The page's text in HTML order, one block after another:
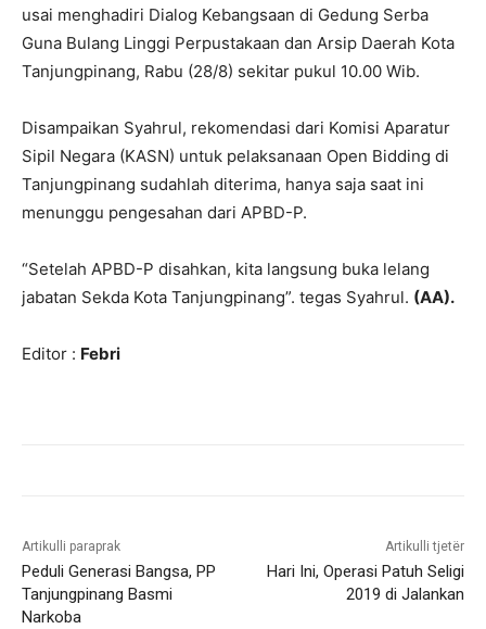
usai menghadiri Dialog Kebangsaan di Gedung Serba
Guna Bulang Linggi Perpustakaan dan Arsip Daerah Kota
Tanjungpinang, Rabu (28/8) sekitar pukul 10.00 Wib.
Disampaikan Syahrul, rekomendasi dari Komisi Aparatur
Sipil Negara (KASN) untuk pelaksanaan Open Bidding di
Tanjungpinang sudahlah diterima, hanya saja saat ini
menunggu pengesahan dari APBD-P.
“Setelah APBD-P disahkan, kita langsung buka lelang
jabatan Sekda Kota Tanjungpinang”. tegas Syahrul. (AA).
Editor : Febri
Artikulli paraprak
Peduli Generasi Bangsa, PP
Tanjungpinang Basmi
Narkoba
Artikulli tjetër
Hari Ini, Operasi Patuh Seligi
2019 di Jalankan